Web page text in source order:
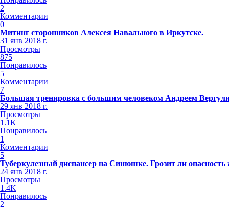
2
Комментарии
0
Митинг сторонников Алексея Навального в Иркутске.
31 янв 2018 г.
Просмотры
875
Понравилось
5
Комментарии
7
Большая тренировка с большим человеком Андреем
29 янв 2018 г.
Просмотры
1.1K
Понравилось
1
Комментарии
5
Туберкулезный диспансер на Синюшке. Грозит ли опасность
24 янв 2018 г.
Просмотры
1.4K
Понравилось
2